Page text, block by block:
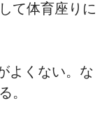
て体育座りに
よくない。な
。